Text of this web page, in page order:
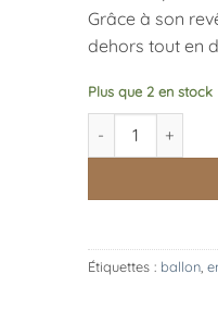
Grâce à son
dehors tout en
Plus que 2 en stock
quantité de Balle
Étiquettes : ballon,